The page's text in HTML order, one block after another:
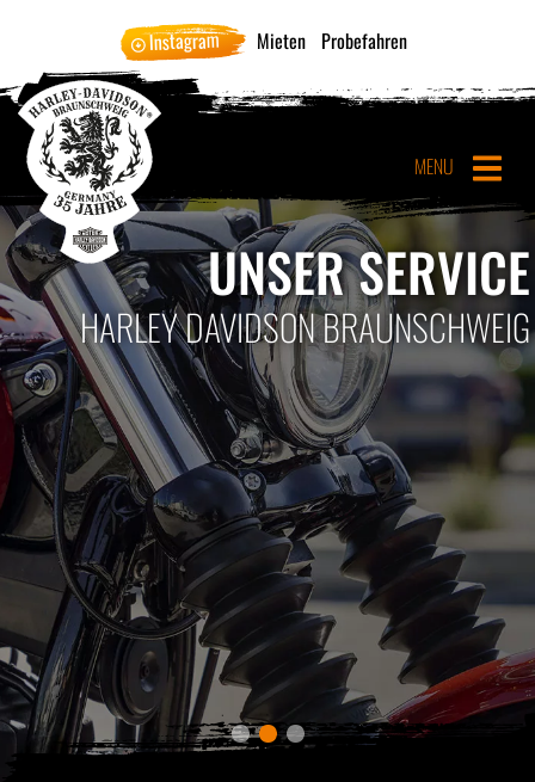
Instagram Mieten Probefahren
MENU
UNSER SERVICE
HARLEY DAVIDSON BRAUNSCHWEIG